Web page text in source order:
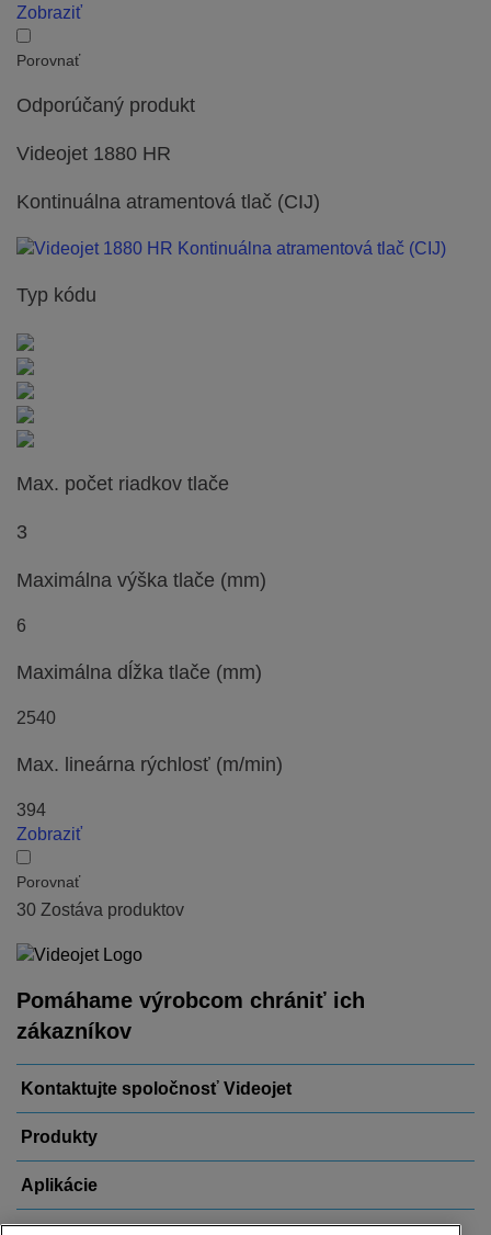
Zobraziť
Porovnať
Odporúčaný produkt
Videojet 1880 HR
Kontinuálna atramentová tlač (CIJ)
Typ kódu
Max. počet riadkov tlače
3
Maximálna výška tlače (mm)
6
Maximálna dĺžka tlače (mm)
2540
Max. lineárna rýchlosť (m/min)
394
Zobraziť
Porovnať
30 Zostáva produktov
Pomáhame výrobcom chrániť ich
zákazníkov
Kontaktujte spoločnosť Videojet
Produkty
Aplikácie